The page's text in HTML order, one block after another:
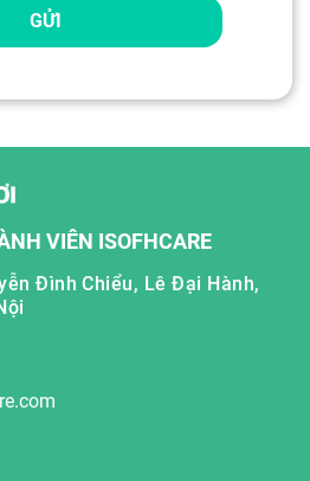
GỬI
VIÊN ISOFHCARE
Đình Chiểu, Lê Đại Hành,